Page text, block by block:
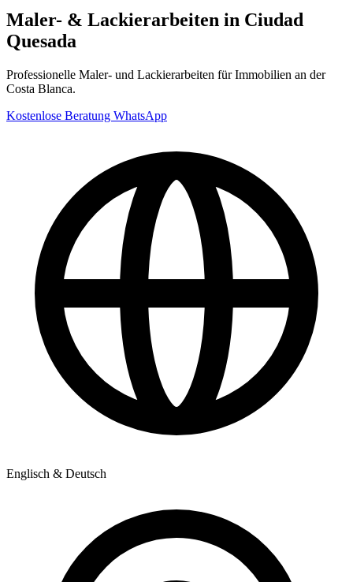
Maler- & Lackierarbeiten in Ciudad
Quesada
Professionelle Maler- und Lackierarbeiten für Immobilien an der
Costa Blanca.
Kostenlose Beratung WhatsApp
Englisch & Deutsch